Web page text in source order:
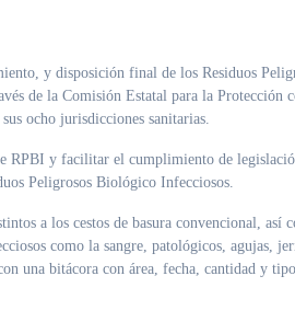
de la Comisión Estatal para la Protección
ocho jurisdicciones sanitarias.
RPBI y facilitar el cumplimiento de
Peligrosos Biológico Infecciosos.
a los cestos de basura convencional, así
como la sangre, patológicos, agujas,
una bitácora con área, fecha, cantidad y